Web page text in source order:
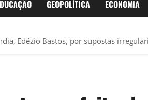
GEOPOLÍTICA ECONOMIA
Edézio Bastos, por supostas